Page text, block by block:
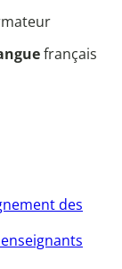
français
des